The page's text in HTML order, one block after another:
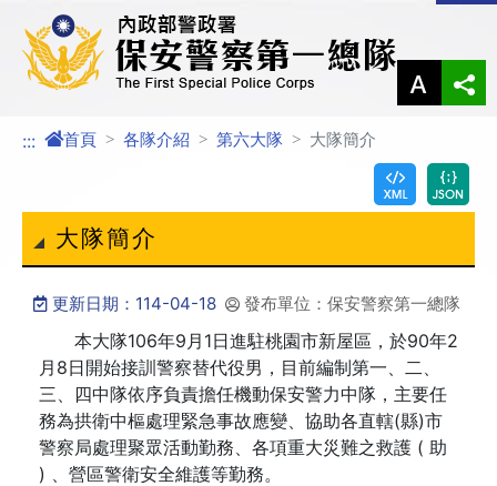
進入內容區塊
::: 首頁 各隊介紹 第六大隊 大隊簡介
大隊簡介
更新日期：114-04-18 發布單位：保安警察第一總隊
本大隊106年9月1日進駐桃園市新屋區，於90年2
月8日開始接訓警察替代役男，目前編制第一、二、
三、四中隊依序負責擔任機動保安警力中隊，主要任
務為拱衛中樞處理緊急事故應變、協助各直轄(縣)市
警察局處理聚眾活動勤務、各項重大災難之救護 ( 助
) 、營區警衛安全維護等勤務。